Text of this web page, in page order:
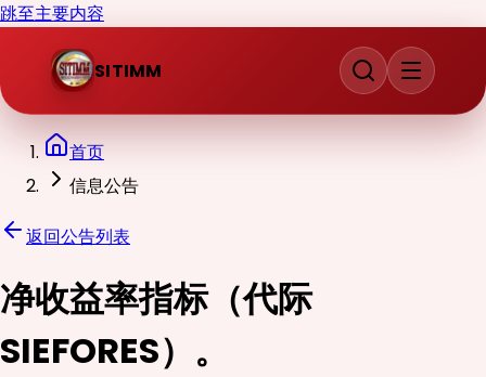
跳至主要内容
SITIMM
首页
信息公告
返回公告列表
净收益率指标（代际
SIEFORES）。